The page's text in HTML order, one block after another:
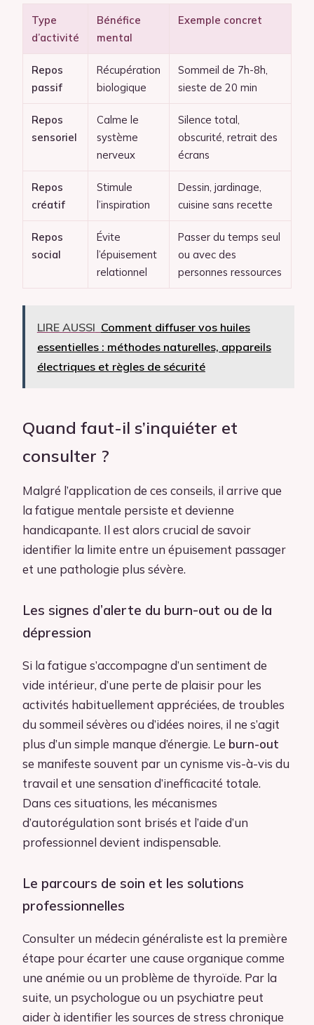
Type
d’activité
Bénéfice
mental
Exemple concret
Repos
passif
Récupération
biologique
Sommeil de 7h-8h,
sieste de 20 min
Repos
sensoriel
Calme le
système
nerveux
Silence total,
obscurité, retrait des
écrans
Repos
créatif
Stimule
l’inspiration
Dessin, jardinage,
cuisine sans recette
Repos
social
Évite
l’épuisement
relationnel
Passer du temps seul
ou avec des
personnes ressources
LIRE AUSSI Comment diffuser vos huiles
essentielles : méthodes naturelles, appareils
électriques et règles de sécurité
Quand faut-il s’inquiéter et
consulter ?
Malgré l’application de ces conseils, il arrive que
la fatigue mentale persiste et devienne
handicapante. Il est alors crucial de savoir
identifier la limite entre un épuisement passager
et une pathologie plus sévère.
Les signes d’alerte du burn-out ou de la
dépression
Si la fatigue s’accompagne d’un sentiment de
vide intérieur, d’une perte de plaisir pour les
activités habituellement appréciées, de troubles
du sommeil sévères ou d’idées noires, il ne s’agit
plus d’un simple manque d’énergie. Le burn-out
se manifeste souvent par un cynisme vis-à-vis du
travail et une sensation d’inefficacité totale.
Dans ces situations, les mécanismes
d’autorégulation sont brisés et l’aide d’un
professionnel devient indispensable.
Le parcours de soin et les solutions
professionnelles
Consulter un médecin généraliste est la première
étape pour écarter une cause organique comme
une anémie ou un problème de thyroïde. Par la
suite, un psychologue ou un psychiatre peut
aider à identifier les sources de stress chronique